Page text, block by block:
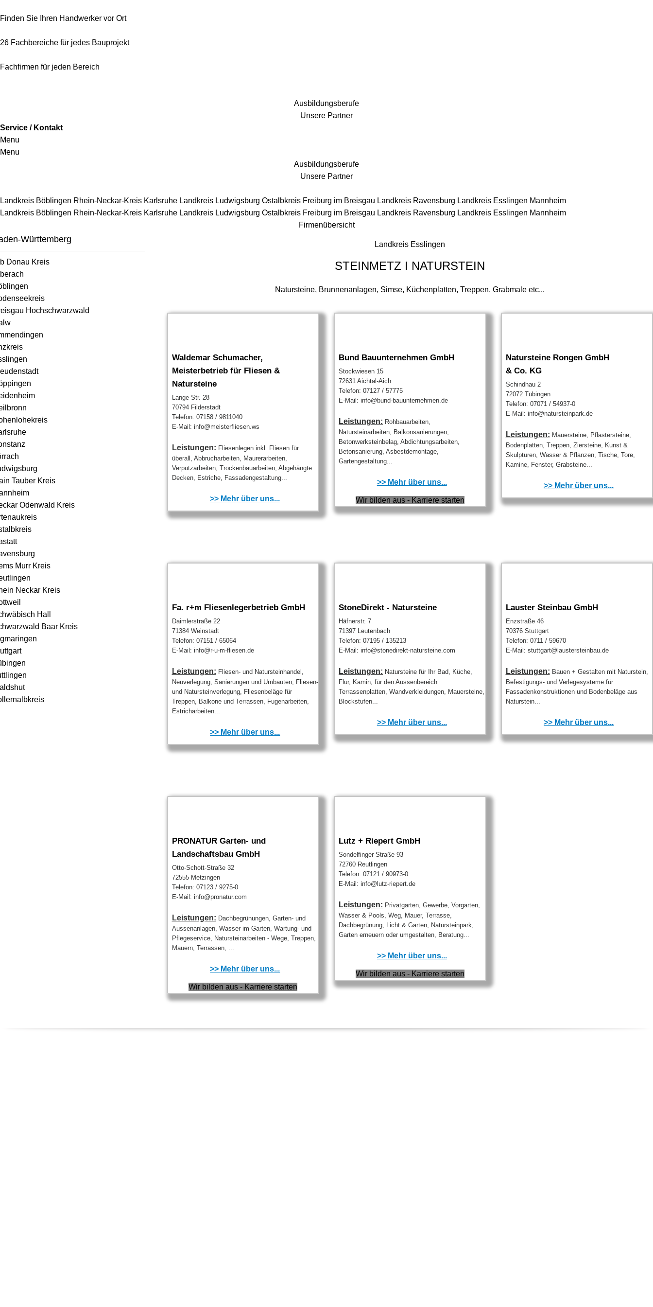
Finden Sie Ihren Handwerker vor Ort
26 Fachbereiche für jedes Bauprojekt
Fachfirmen für jeden Bereich
Ausbildungsberufe
Unsere Partner
Service / Kontakt
Menu
Menu
Ausbildungsberufe
Unsere Partner
Landkreis Böblingen Rhein-Neckar-Kreis Karlsruhe Landkreis Ludwigsburg Ostalbkreis Freiburg im Breisgau Landkreis Ravensburg Landkreis Esslingen Mannheim
Landkreis Böblingen Rhein-Neckar-Kreis Karlsruhe Landkreis Ludwigsburg Ostalbkreis Freiburg im Breisgau Landkreis Ravensburg Landkreis Esslingen Mannheim
Firmenübersicht
Württemberg
Donau Kreis
Hochschwarzwald
Tauber Kreis
Odenwald Kreis
Murr Kreis
Neckar Kreis
Hall
Baar Kreis
Landkreis Esslingen
STEINMETZ I NATURSTEIN
Natursteine, Brunnenanlagen, Simse, Küchenplatten, Treppen, Grabmale etc...
Waldemar Schumacher,
Meisterbetrieb für Fliesen &
Natursteine
Lange Str. 28
70794 Filderstadt
Telefon: 07158 / 9811040
E-Mail: info@meisterfliesen.ws
Leistungen: Fliesenlegen inkl. Fliesen für
überall, Abbrucharbeiten, Maurerarbeiten,
Verputzarbeiten, Trockenbauarbeiten, Abgehängte
Decken, Estriche, Fassadengestaltung...
>> Mehr über uns...
Bund Bauunternehmen GmbH
Stockwiesen 15
72631 Aichtal-Aich
Telefon: 07127 / 57775
E-Mail: info@bund-bauunternehmen.de
Leistungen: Rohbauarbeiten,
Natursteinarbeiten, Balkonsanierungen,
Betonwerksteinbelag, Abdichtungsarbeiten,
Betonsanierung, Asbestdemontage,
Gartengestaltung...
>> Mehr über uns...
Wir bilden aus - Karriere starten
Natursteine Rongen GmbH
& Co. KG
Schindhau 2
72072 Tübingen
Telefon: 07071 / 54937-0
E-Mail: info@natursteinpark.de
Leistungen: Mauersteine, Pflastersteine,
Bodenplatten, Treppen, Ziersteine, Kunst &
Skulpturen, Wasser & Pflanzen, Tische, Tore,
Kamine, Fenster, Grabsteine...
>> Mehr über uns...
Fa. r+m Fliesenlegerbetrieb GmbH
Daimlerstraße 22
71384 Weinstadt
Telefon: 07151 / 65064
E-Mail: info@r-u-m-fliesen.de
Leistungen: Fliesen- und Natursteinhandel,
Neuverlegung, Sanierungen und Umbauten, Fliesen-
und Natursteinverlegung, Fliesenbeläge für
Treppen, Balkone und Terrassen, Fugenarbeiten,
Estricharbeiten...
>> Mehr über uns...
StoneDirekt - Natursteine
Häfnerstr. 7
71397 Leutenbach
Telefon: 07195 / 135213
E-Mail: info@stonedirekt-natursteine.com
Leistungen: Natursteine für Ihr Bad, Küche,
Flur, Kamin, für den Aussenbereich
Terrassenplatten, Wandverkleidungen, Mauersteine,
Blockstufen...
>> Mehr über uns...
Lauster Steinbau GmbH
Enzstraße 46
70376 Stuttgart
Telefon: 0711 / 59670
E-Mail: stuttgart@laustersteinbau.de
Leistungen: Bauen + Gestalten mit Naturstein,
Befestigungs- und Verlegesysteme für
Fassadenkonstruktionen und Bodenbeläge aus
Naturstein...
>> Mehr über uns...
PRONATUR Garten- und
Landschaftsbau GmbH
Otto-Schott-Straße 32
72555 Metzingen
Telefon: 07123 / 9275-0
E-Mail: info@pronatur.com
Leistungen: Dachbegrünungen, Garten- und
Aussenanlagen, Wasser im Garten, Wartung- und
Pflegeservice, Natursteinarbeiten - Wege, Treppen,
Mauern, Terrassen, ...
>> Mehr über uns...
Wir bilden aus - Karriere starten
Lutz + Riepert GmbH
Sondelfinger Straße 93
72760 Reutlingen
Telefon: 07121 / 90973-0
E-Mail: info@lutz-riepert.de
Leistungen: Privatgarten, Gewerbe, Vorgarten,
Wasser & Pools, Weg, Mauer, Terrasse,
Dachbegrünung, Licht & Garten, Natursteinpark,
Garten erneuern oder umgestalten, Beratung...
>> Mehr über uns...
Wir bilden aus - Karriere starten